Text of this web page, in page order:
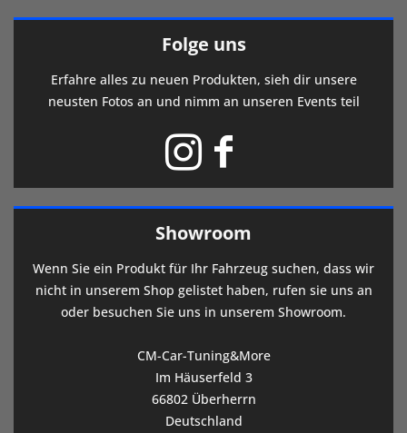
Folge uns
Erfahre alles zu neuen Produkten, sieh dir unsere
neusten Fotos an und nimm an unseren Events teil
Showroom
Wenn Sie ein Produkt für Ihr Fahrzeug suchen, dass wir
nicht in unserem Shop gelistet haben, rufen sie uns an
oder besuchen Sie uns in unserem Showroom.
CM-Car-Tuning&More
Im Häuserfeld 3
66802 Überherrn
Deutschland